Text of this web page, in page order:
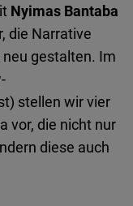
Nyimas Bantaba
die Narrative
gestalten. Im
stellen wir vier
vor, die nicht nur
diese auch